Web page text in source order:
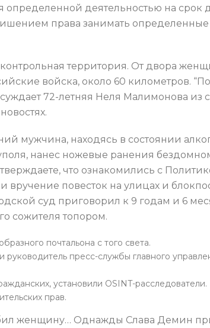
деятельностью на срок
права занимать
территория. От двора
войска, около 60 километров.
72-летняя Неля Малимонова из
мужчина, находясь в состоянии
нанес ножевые ранения
что ознакомились с
повесток на улицах и
суд приговорил к 9 годам и 6
сожителя топором.
почтальона с того света.
пресс-службы главного
установили OSINT-расследователи.
прав.
женщину… Однажды Слава Демин